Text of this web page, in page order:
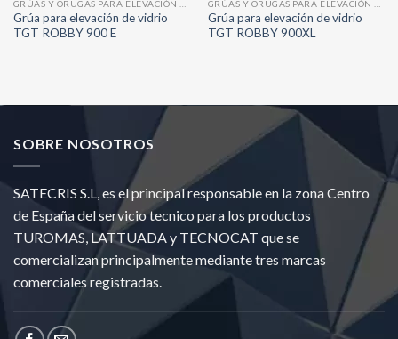
Grúa para elevación de vidrio
TGT ROBBY 900 E
Grúa para elevación de vidrio
TGT ROBBY 900XL
SOBRE NOSOTROS
SATECRIS S.L, es el principal responsable en la zona Centro
de España del servicio tecnico para los productos
TUROMAS, LATTUADA y TECNOCAT que se
comercializan principalmente mediante tres marcas
comerciales registradas.